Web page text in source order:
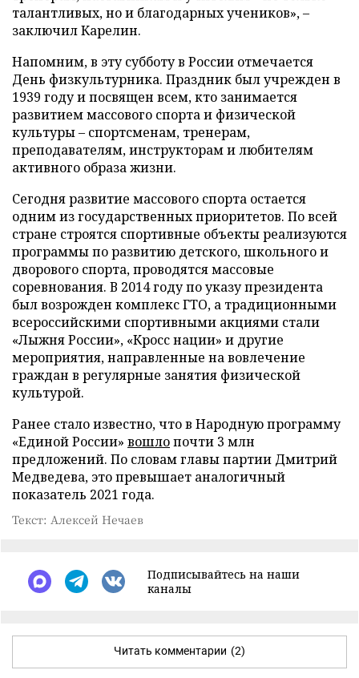
талантливых, но и благодарных учеников», –
заключил Карелин.
Напомним, в эту субботу в России отмечается
День физкультурника. Праздник был учрежден в
1939 году и посвящен всем, кто занимается
развитием массового спорта и физической
культуры – спортсменам, тренерам,
преподавателям, инструкторам и любителям
активного образа жизни.
Сегодня развитие массового спорта остается
одним из государственных приоритетов. По всей
стране строятся спортивные объекты реализуются
программы по развитию детского, школьного и
дворового спорта, проводятся массовые
соревнования. В 2014 году по указу президента
был возрожден комплекс ГТО, а традиционными
всероссийскими спортивными акциями стали
«Лыжня России», «Кросс нации» и другие
мероприятия, направленные на вовлечение
граждан в регулярные занятия физической
культурой.
Ранее стало известно, что в Народную программу
«Единой России» вошлопочти 3 млн
предложений. По словам главы партии Дмитрий
Медведева, это превышает аналогичный
показатель 2021 года.
Текст: Алексей Нечаев
Подписывайтесь на наши
каналы
Читать комментарии (2)